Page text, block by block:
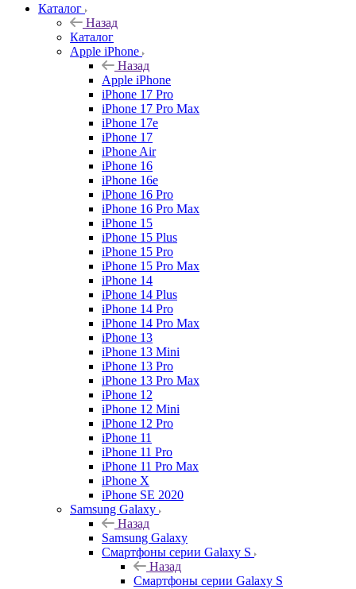
Каталог
Назад
Каталог
Apple iPhone
Назад
Apple iPhone
iPhone 17 Pro
iPhone 17 Pro Max
iPhone 17e
iPhone 17
iPhone Air
iPhone 16
iPhone 16e
iPhone 16 Pro
iPhone 16 Pro Max
iPhone 15
iPhone 15 Plus
iPhone 15 Pro
iPhone 15 Pro Max
iPhone 14
iPhone 14 Plus
iPhone 14 Pro
iPhone 14 Pro Max
iPhone 13
iPhone 13 Mini
iPhone 13 Pro
iPhone 13 Pro Max
iPhone 12
iPhone 12 Mini
iPhone 12 Pro
iPhone 11
iPhone 11 Pro
iPhone 11 Pro Max
iPhone X
iPhone SE 2020
Samsung Galaxy
Назад
Samsung Galaxy
Смартфоны серии Galaxy S
Назад
Смартфоны серии Galaxy S